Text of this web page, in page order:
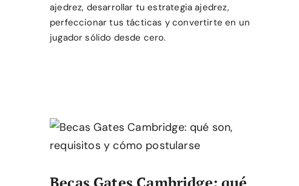
ajedrez, desarrollar tu estrategia ajedrez,
perfeccionar tus tácticas y convertirte en un
jugador sólido desde cero.